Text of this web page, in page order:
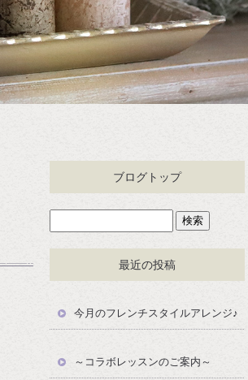
ブログトップ
最近の投稿
今月のフレンチスタイルアレンジ♪
～コラボレッスンのご案内～